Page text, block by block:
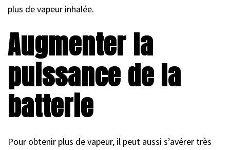
plus de vapeur inhalée.
Augmenter la
puissance de la
batterie
Pour obtenir plus de vapeur, il peut aussi s’avérer très